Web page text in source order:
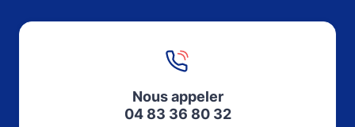
Nous appeler
04 83 36 80 32